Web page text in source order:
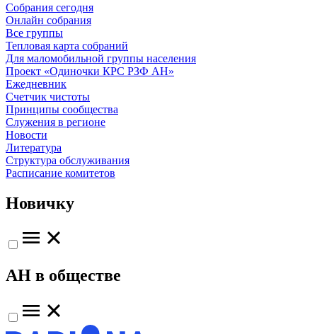
Собрания сегодня
Онлайн собрания
Все группы
Тепловая карта собраний
Для маломобильной группы населения
Проект «Одиночки КРС РЗФ АН»
Ежедневник
Счетчик чистоты
Принципы сообщества
Служения в регионе
Новости
Литература
Структура обслуживания
Расписание комитетов
Новичку
АН в обществе